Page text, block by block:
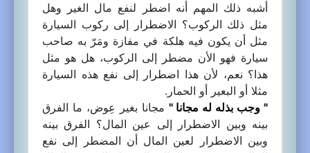
أشبه ذلك المهم أنه اضطر لنفع مال الغير وهل
مثل ذلك الركوب؟ الاضطرار إلى ركوب السيارة
مثل أن يكون فيه هلكة في مفازة ومَرّ به صاحب
سيارة فهو الأن مضطر إلى الركوب، هل هو مثل
هذا؟ نعم، لأن هذا اضطرار إلى نفع هذه السيارة
مثلا أو البعير أو الحمار.
" وجب بذله له مجانا " مجانا بغير عِوض، ما الفرق
بينه وبين الاضطرار إلى عين المال؟ الفرق بينه
وبين الاضطرار لعين المال أن المضطر إلى نفع